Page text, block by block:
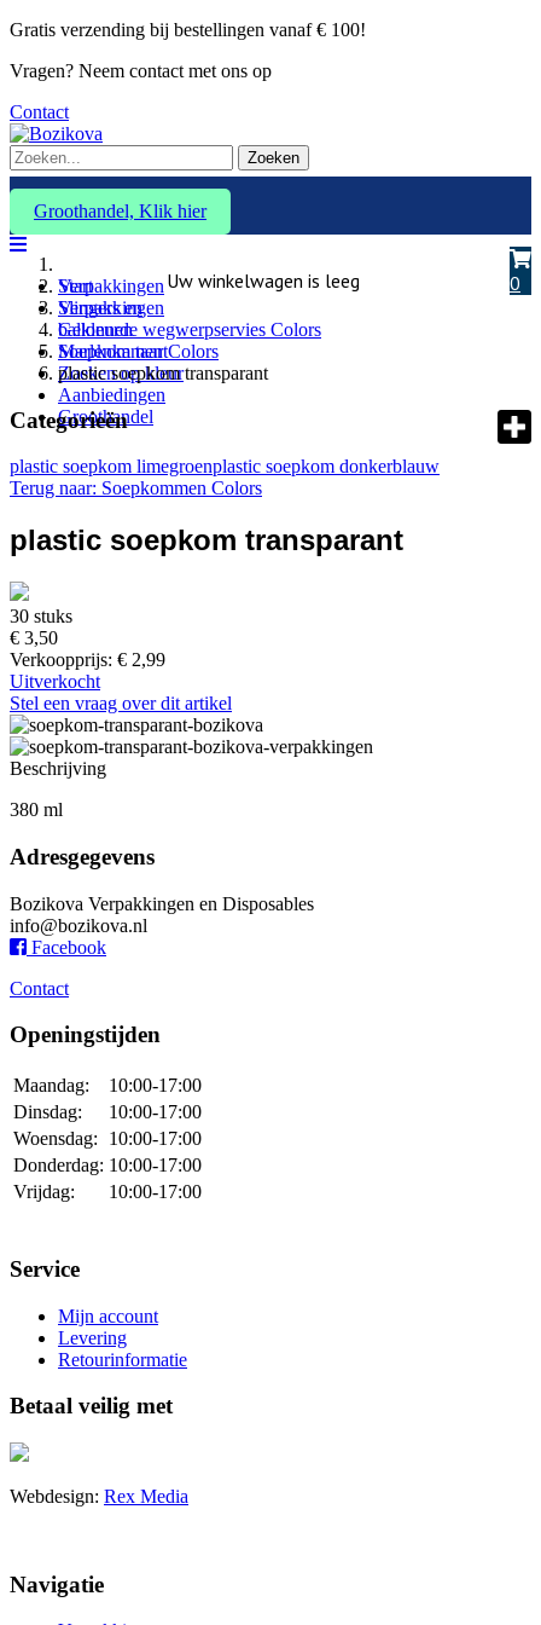
Gratis verzending bij bestellingen vanaf € 100!
Vragen? Neem contact met ons op
Contact
Zoeken
Groothandel, Klik hier
0
Uw winkelwagen is leeg
Verpakkingen
Slingers en
ballonnen
Marlenka taart
Zoeken op kleur
Aanbiedingen
Groothandel
Start
Verpakkingen
Gekleurde wegwerpservies Colors
Soepkommen Colors
plastic soepkom transparant
Categorieën
plastic soepkom limegroenplastic soepkom donkerblauw
Terug naar: Soepkommen Colors
plastic soepkom transparant
30 stuks
€ 3,50
Verkoopprijs: € 2,99
Uitverkocht
Stel een vraag over dit artikel
Beschrijving
380 ml
Adresgegevens
Bozikova Verpakkingen en Disposables
info@bozikova.nl
Facebook
Contact
Openingstijden
Maandag:
10:00-17:00
Dinsdag:
10:00-17:00
Woensdag:
10:00-17:00
Donderdag: 10:00-17:00
Vrijdag:
10:00-17:00
Service
Mijn account
Levering
Retourinformatie
Betaal veilig met
Webdesign: Rex Media
Navigatie